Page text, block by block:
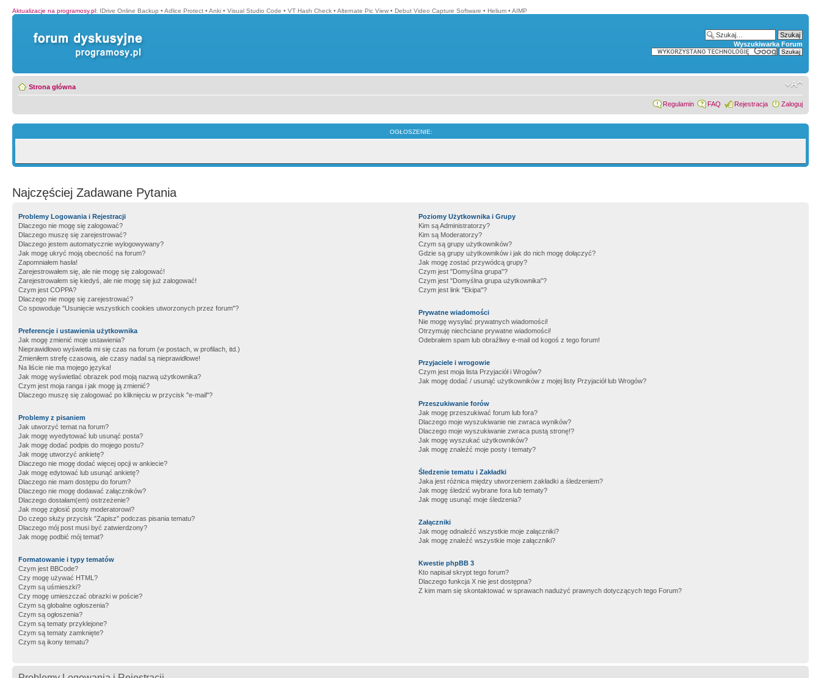
Aktualizacje na programosy.pl: IDrive Online Backup • Adlice Protect • Anki • Visual Studio Code • VT Hash Check • Alternate Pic View • Debut Video Capture Software • Helium • AIMP
Wyszukiwarka Forum
Strona główna
Regulamin FAQ Rejestracja Zaloguj
OGŁOSZENIE:
Najczęściej Zadawane Pytania
Problemy Logowania i Rejestracji
Dlaczego nie mogę się zalogować?
Dlaczego muszę się zarejestrować?
Dlaczego jestem automatycznie wylogowywany?
Jak mogę ukryć moją obecność na forum?
Zapomniałem hasła!
Zarejestrowałem się, ale nie mogę się zalogować!
Zarejestrowałem się kiedyś, ale nie mogę się już zalogować!
Czym jest COPPA?
Dlaczego nie mogę się zarejestrować?
Co spowoduje "Usunięcie wszystkich cookies utworzonych przez forum"?
Preferencje i ustawienia użytkownika
Jak mogę zmienić moje ustawienia?
Nieprawidłowo wyświetla mi się czas na forum (w postach, w profilach, itd.)
Zmieniłem strefę czasową, ale czasy nadal są nieprawidłowe!
Na liście nie ma mojego języka!
Jak mogę wyświetlać obrazek pod moją nazwą użytkownika?
Czym jest moja ranga i jak mogę ją zmienić?
Dlaczego muszę się zalogować po kliknięciu w przycisk "e-mail"?
Problemy z pisaniem
Jak utworzyć temat na forum?
Jak mogę wyedytować lub usunąć posta?
Jak mogę dodać podpis do mojego postu?
Jak mogę utworzyć ankietę?
Dlaczego nie mogę dodać więcej opcji w ankiecie?
Jak mogę edytować lub usunąć ankietę?
Dlaczego nie mam dostępu do forum?
Dlaczego nie mogę dodawać załączników?
Dlaczego dostałam(em) ostrzeżenie?
Jak mogę zgłosić posty moderatorowi?
Do czego służy przycisk "Zapisz" podczas pisania tematu?
Dlaczego mój post musi być zatwierdzony?
Jak mogę podbić mój temat?
Formatowanie i typy tematów
Czym jest BBCode?
Czy mogę używać HTML?
Czym są uśmieszki?
Czy mogę umieszczać obrazki w poście?
Czym są globalne ogłoszenia?
Czym są ogłoszenia?
Czym są tematy przyklejone?
Czym są tematy zamknięte?
Czym są ikony tematu?
Poziomy Użytkownika i Grupy
Kim są Administratorzy?
Kim są Moderatorzy?
Czym są grupy użytkowników?
Gdzie są grupy użytkowników i jak do nich mogę dołączyć?
Jak mogę zostać przywódcą grupy?
Czym jest "Domyślna grupa"?
Czym jest "Domyślna grupa użytkownika"?
Czym jest link "Ekipa"?
Prywatne wiadomości
Nie mogę wysyłać prywatnych wiadomości!
Otrzymuję niechciane prywatne wiadomości!
Odebrałem spam lub obraźliwy e-mail od kogoś z tego forum!
Przyjaciele i wrogowie
Czym jest moja lista Przyjaciół i Wrogów?
Jak mogę dodać / usunąć użytkowników z mojej listy Przyjaciół lub Wrogów?
Przeszukiwanie forów
Jak mogę przeszukiwać forum lub fora?
Dlaczego moje wyszukiwanie nie zwraca wyników?
Dlaczego moje wyszukiwanie zwraca pustą stronę!?
Jak mogę wyszukać użytkowników?
Jak mogę znaleźć moje posty i tematy?
Śledzenie tematu i Zakładki
Jaka jest różnica między utworzeniem zakładki a śledzeniem?
Jak mogę śledzić wybrane fora lub tematy?
Jak mogę usunąć moje śledzenia?
Załączniki
Jak mogę odnaleźć wszystkie moje załączniki?
Jak mogę znaleźć wszystkie moje załączniki?
Kwestie phpBB 3
Kto napisał skrypt tego forum?
Dlaczego funkcja X nie jest dostępna?
Z kim mam się skontaktować w sprawach nadużyć prawnych dotyczących tego Forum?